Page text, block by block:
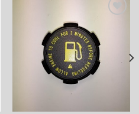
στη λίστα
επιθυμίας